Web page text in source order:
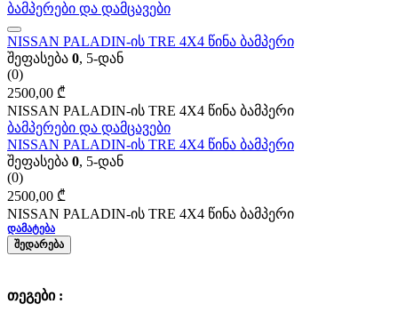
ბამპერები და დამცავები
NISSAN PALADIN-ის TRE 4X4 წინა ბამპერი
შეფასება 0, 5-დან
(0)
2500,00 ₾
NISSAN PALADIN-ის TRE 4X4 წინა ბამპერი
ბამპერები და დამცავები
NISSAN PALADIN-ის TRE 4X4 წინა ბამპერი
შეფასება 0, 5-დან
(0)
2500,00 ₾
NISSAN PALADIN-ის TRE 4X4 წინა ბამპერი
ᲓᲐᲛᲐᲢᲔᲑᲐ
ᲨᲔᲓᲐᲠᲔᲑᲐ
თეგები :